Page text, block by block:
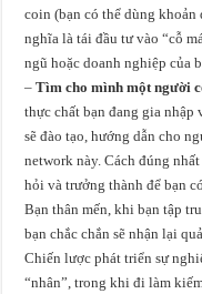
coin (bạn có thể dùng khoản
nghĩa là tái đầu tư vào “cỗ
ngũ hoặc doanh nghiệp của
–Tìm cho mình một người
thực chất bạn đang gia
sẽ đào tạo, hướng dẫn cho
network này. Cách đúng
hỏi và trưởng thành để bạn
Bạn thân mến, khi bạn tập
bạn chắc chắn sẽ nhận lại
Chiến lược phát triển sự
“nhân”, trong khi đi làm